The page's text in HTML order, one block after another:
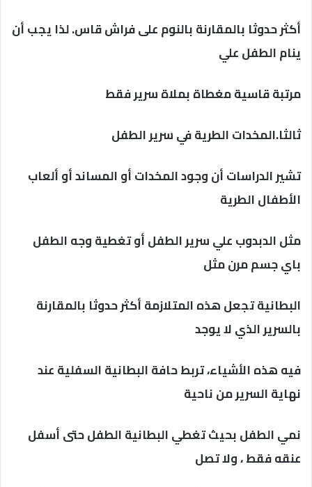
أكثر حدوثا بالمقارنة بالنوم على فراش قاس. لذا يجب أن
ينام الطفل علي
مرتبة قاسية مغطاة بملاة سرير فقط
ثالثا.المخدات الطرية في سرير الطفل
تشير الدراسات أن وجود المخدات أو المساند أو ألعاب
الأطفال الطرية
مثل الدبدوب علي سرير الطفل أو تغطية وجه الطفل
باي جسم مرن مثل
البطانية تجعل هذه المتلازمة أكثر حدوثا بالمقارنة
بالسرير الذي لا يوجد
فيه هذه الأشياء، تربط حافة البطانية السفلية عند
نهاية السرير من ناحية
نمي الطفل بحيث تغطي البطانية الطفل حتى أسفل
عنقه فقط ، ولا تصل